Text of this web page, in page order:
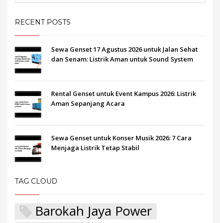
RECENT POSTS
Sewa Genset 17 Agustus 2026 untuk Jalan Sehat
dan Senam: Listrik Aman untuk Sound System
Rental Genset untuk Event Kampus 2026: Listrik
Aman Sepanjang Acara
Sewa Genset untuk Konser Musik 2026: 7 Cara
Menjaga Listrik Tetap Stabil
TAG CLOUD
Barokah Jaya Power